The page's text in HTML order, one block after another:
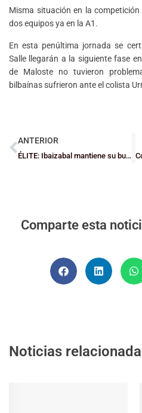
Misma situación en la
dos equipos ya en la A1.
En esta penúltima jornada se
Salle llegarán a la siguiente fase
de Maloste no tuvieron
bilbaínas sufrieron ante el colista
ANTERIOR
ÉLITE: Ibaizabal mantiene su buena racha en 2025
Comparte esta
Noticias